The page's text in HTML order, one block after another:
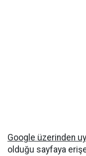
Google üzerinden
olduğu sayfaya